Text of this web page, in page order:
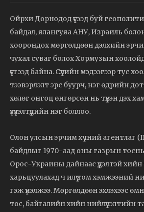
Ойрхи Дорнодод үүсээд буй
байдал, ялангуяа АНУ, Израиль
хоорондох мөргөлдөөн дэлхийн
чухал суваг болох Хормузын
үүсгээд байна. Сүүлийн мэдээгээр тус
тээвэрлэлт эрс буурч, нэг өдрийн
хөлөг онгоц өнгөрсөн нь түүхэн дэх
үзүүлэлтүүдийн нэг боллоо.
Олон улсын эрчим хүчний агентлаг
байдлыг 1970-аад оны газрын
Орос-Украины дайнаас үүдэлтэй
харьцуулахад ч илүү том хэмжээний
гэж үнэлжээ. Мөргөлдөөн эхлэхээс
тос, байгалийн хийн нийлүүлэлтийн